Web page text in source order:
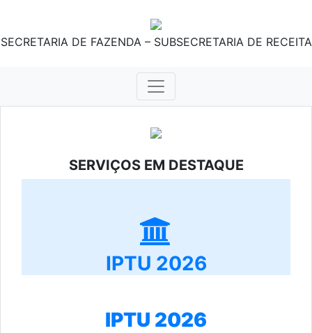
SECRETARIA DE FAZENDA – SUBSECRETARIA DE RECEITA
SERVIÇOS EM DESTAQUE
IPTU 2026
IPTU 2026